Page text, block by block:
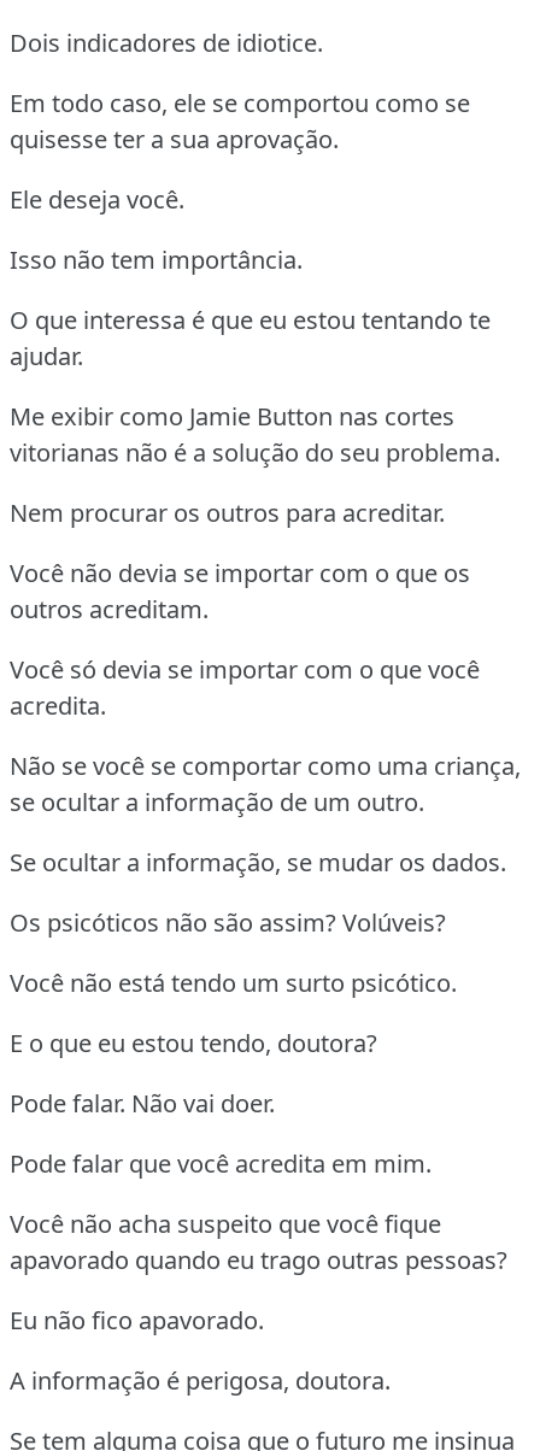
Dois indicadores de idiotice.
Em todo caso, ele se comportou como se
quisesse ter a sua aprovação.
Ele deseja você.
Isso não tem importância.
O que interessa é que eu estou tentando te
ajudar.
Me exibir como Jamie Button nas cortes
vitorianas não é a solução do seu problema.
Nem procurar os outros para acreditar.
Você não devia se importar com o que os
outros acreditam.
Você só devia se importar com o que você
acredita.
Não se você se comportar como uma criança,
se ocultar a informação de um outro.
Se ocultar a informação, se mudar os dados.
Os psicóticos não são assim? Volúveis?
Você não está tendo um surto psicótico.
E o que eu estou tendo, doutora?
Pode falar. Não vai doer.
Pode falar que você acredita em mim.
Você não acha suspeito que você fique
apavorado quando eu trago outras pessoas?
Eu não fico apavorado.
A informação é perigosa, doutora.
Se tem alguma coisa que o futuro me insinua